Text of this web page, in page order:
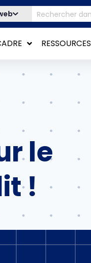
RESSOURCES
le
!